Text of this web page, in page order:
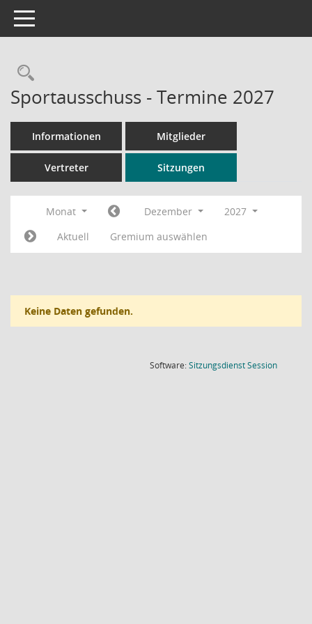
Toggle navigation
Rechercheauswahl
Sportausschuss - Termine 2027
Informationen Mitglieder
Vertreter Sitzungen
Monat Dezember
2027
Aktuell
Gremium auswählen
Keine Daten gefunden.
Software:SitzungsdienstSession(Wird in